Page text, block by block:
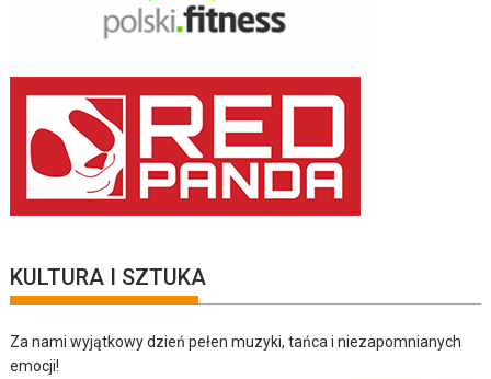
KULTURA I SZTUKA
Za nami wyjątkowy dzień pełen muzyki, tańca i niezapomnianych
emocji!